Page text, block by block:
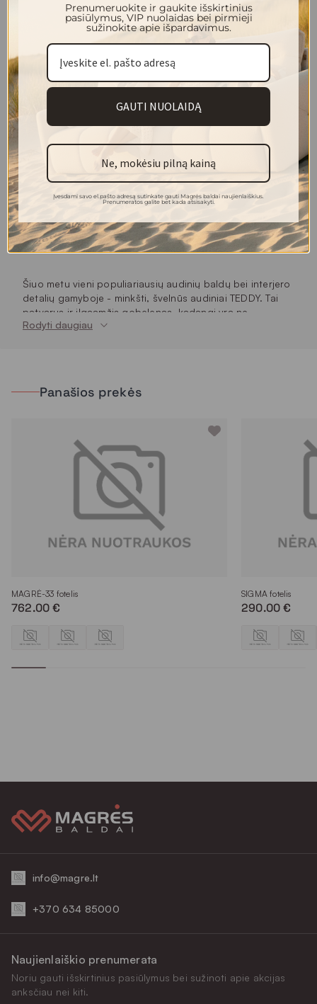
TEDDY | 20 | Smėlinė
Audinio kolekcija:TEDDY
Šiuo metu vieni populiariausių audinių baldų bei interjero
detalių gamyboje - minkšti, švelnūs audiniai TEDDY. Tai
patvarus ir ilgaamžis gobelenas, kadangi yra ne
atspausdintas ir klijuotas, o austas iš sintetinių siūlų.
142
100 % poliesteris
Martindeilo ciklai 100 000
Plovimas
Rodyti daugiau
Panašios prekės
MAGRĖ-33 fotelis
762.00 €
SIGMA fotelis
290.00 €
info@magre.lt
+370 634 85000
Naujienlaiškio prenumerata
Noriu gauti išskirtinius pasiūlymus bei sužinoti apie akcijas
anksčiau nei kiti.
Prenumeruokite ir gaukite išskirtinius
pasiūlymus, VIP nuolaidas bei pirmieji
sužinokite apie išpardavimus.
GAUTI NUOLAIDĄ
Ne, mokėsiu pilną kainą
Įvesdami savo el.pašto adresą sutinkate gauti Magrės baldai naujienlaiškius.
Prenumeratos galite bet kada atsisakyti.